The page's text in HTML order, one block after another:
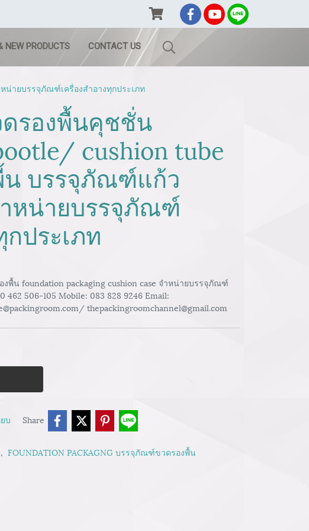
NEW PRODUCTS CONTACT US
ายบรรจุภัณฑ์เครื่องสำอางทุกประเภท
รองพื้นคุชชั่น
cushion tube
น บรรจุภัณฑ์แก้ว
หน่ายบรรจุภัณฑ์
กประเภท
น foundation packaging cushion case จำหน่ายบรรจุภัณฑ์
462 506-105 Mobile: 083 828 9246 Email:
thepackingroomchannel@gmail.com
บ Share
, FOUNDATION PACKAGNG บรรจุภัณฑ์ขวดรองพื้น